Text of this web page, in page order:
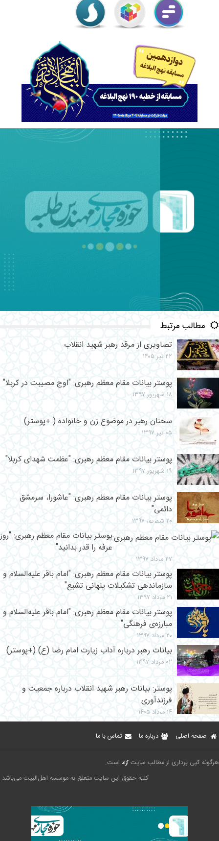
مطالب مرتبط
تصاویری از مرقد رهبر شهید انقلاب
۲۲ تیر ۱۴۰۵
پوستر بیانات مقام معظم رهبری: "اوج مصیبت در کربلا"
۱۸ شهریور ۱۳۹۷
سخنان رهبر در موضوع زن و خانواده ( +پوستر)
۰۵ تیر ۱۳۹۷
پوستر بیانات مقام معظم رهبری: "عظمت شهدای کربلا"
۱۹ شهریور ۱۳۹۷
پوستر بیانات مقام معظم رهبری: "عاشورا، سرمشق
دائمی"
۲۰ شهریور ۱۳۹۷
پوستر بیانات مقام معظم رهبری: "روز
عرفه را قدر بدانید"
۲۷ مرداد ۱۳۹۷
پوستر بیانات مقام معظم رهبری: "امام باقر علیه‌السلام و
سازماندهی تشکیلات پنهانی تشیع"
۲۱ مرداد ۱۳۹۷
پوستر بیانات مقام معظم رهبری: "امام باقر علیه‌السلام و
مبارزه‌ی فرهنگی"
۲۰ مرداد ۱۳۹۷
بیانات رهبر درباره آداب زیارت امام رضا (ع) (+پوستر)
۰۲ مرداد ۱۳۹۷
پوستر: بیانات رهبر شهید انقلاب درباره جمعیت و
فرزندآوری
۱۴ مرداد ۱۴۰۵
صفحه اصلی درباره ما تماس با ما
هرگونه کپی برداری از مطالب سایت آزاد است.
کلیه حقوق این سایت متعلق به موسسه اهل‌البیت می‌باشد.